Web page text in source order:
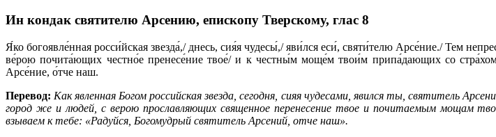
Ин кондак святителю Арсению, епископу Тверскому, глас 8
Я́ко богоявле́нная росси́йская звезда́,/ днесь, сия́я чудесы́,/ яви́лся еси́, святи́телю Арсе́ние./ Тем
ве́рою почита́ющих честно́е пренесе́ние твое́/ и к честны́м моще́м твои́м припа́дающих со
Арсе́ние, о́тче наш.
Перевод: Как явленная Богом российская звезда, сегодня, сияя чудесами, явился ты, святитель
город же и людей, с верою прославляющих священное перенесение твое и почитаемым мощам
взываем к тебе: «Радуйся, Богомудрый святитель Арсений, отче наш».